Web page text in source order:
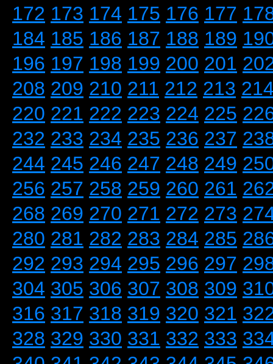
172 173 174 175 176 177
184 185 186 187 188 189
196 197 198 199 200 201
208 209 210 211 212 213
220 221 222 223 224 225
232 233 234 235 236 237
244 245 246 247 248 249
256 257 258 259 260 261
268 269 270 271 272 273
280 281 282 283 284 285
292 293 294 295 296 297
304 305 306 307 308 309
316 317 318 319 320 321
328 329 330 331 332 333